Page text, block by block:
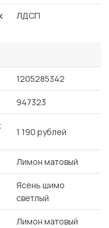
ЛДСП
1205285342
947323
1 190 рублей
Лимон матовый
Ясень шимо
светлый
Лимон матовый